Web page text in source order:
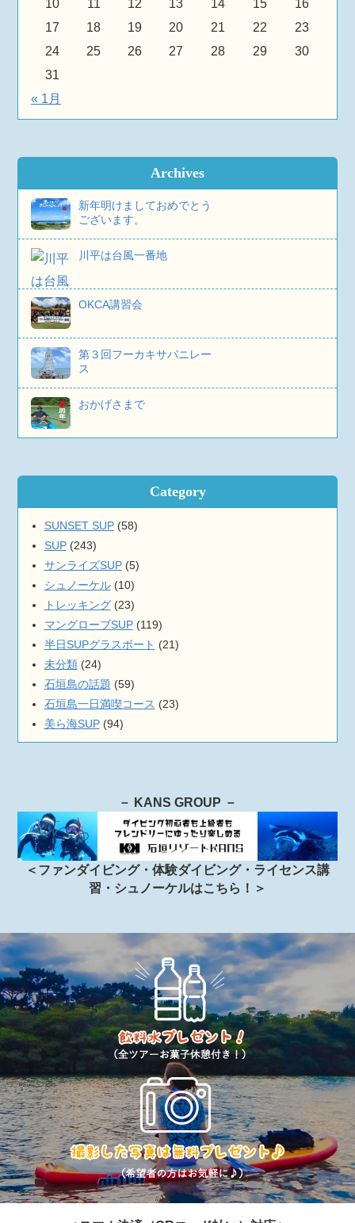
10
11 12 13 14 15
16
17
18 19 20 21 22
23
24
25 26 27 28 29
30
31
« 1月
Archives
新年明けましておめでとう
ございます。
川平は台風一番地
OKCA講習会
第３回フーカキサバニレー
ス
おかげさまで
Category
SUNSET SUP(58)
SUP(243)
サンライズSUP(5)
シュノーケル(10)
トレッキング(23)
マングローブSUP(119)
半日SUPグラスボート (21)
未分類(24)
石垣島の話題 (59)
石垣島一日満喫コース (23)
美ら海SUP(94)
－ KANS GROUP －
＜ファンダイビング・体験ダイビング・ライセンス講
習・シュノーケルはこちら！＞